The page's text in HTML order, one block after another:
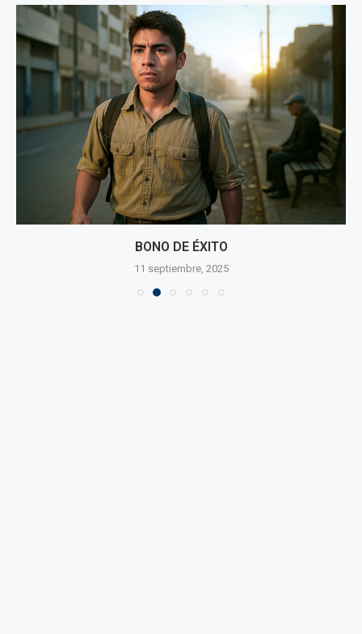
BONO DE ÉXITO
11 septiembre, 2025